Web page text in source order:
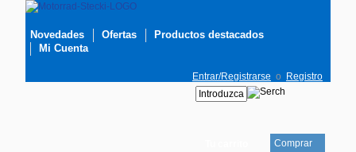
Novedades Ofertas
Productos destacados
Mi Cuenta
Entrar/Registrarse o Registro
Comprar